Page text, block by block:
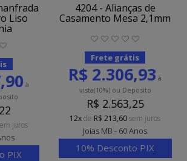
Liso
à
juros
PIX
4204 - Alianças de
Casamento Mesa 2,1mm
Frete grátis
R$ 2.306,93 à
vista(10%)ou Deposito
R$ 2.563,25
12xde R$ 213,60sem juros
Joias MB - 60 Anos
10% Desconto PIX